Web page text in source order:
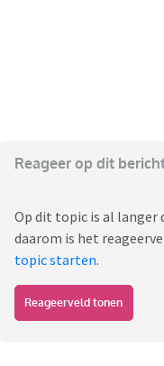
Reageer op dit
Op dit topic is al langer
daarom is het
topic starten.
Reageerveld tonen